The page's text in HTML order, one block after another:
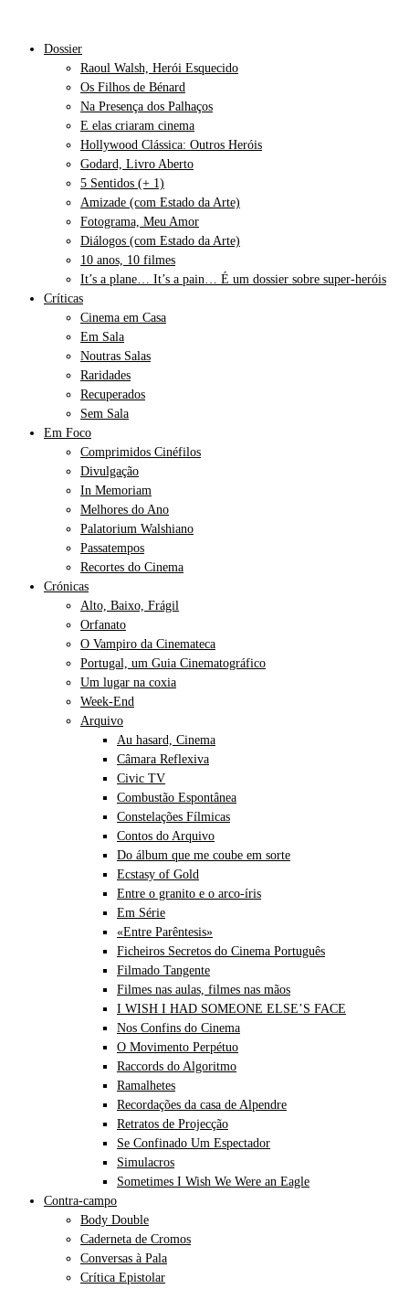
Dossier
Raoul Walsh, Herói Esquecido
Os Filhos de Bénard
Na Presença dos Palhaços
E elas criaram cinema
Hollywood Clássica: Outros Heróis
Godard, Livro Aberto
5 Sentidos (+ 1)
Amizade (com Estado da Arte)
Fotograma, Meu Amor
Diálogos (com Estado da Arte)
10 anos, 10 filmes
It’s a plane… It’s a pain… É um dossier sobre super-heróis
Críticas
Cinema em Casa
Em Sala
Noutras Salas
Raridades
Recuperados
Sem Sala
Em Foco
Comprimidos Cinéfilos
Divulgação
In Memoriam
Melhores do Ano
Palatorium Walshiano
Passatempos
Recortes do Cinema
Crónicas
Alto, Baixo, Frágil
Orfanato
O Vampiro da Cinemateca
Portugal, um Guia Cinematográfico
Um lugar na coxia
Week-End
Arquivo
Au hasard, Cinema
Câmara Reflexiva
Civic TV
Combustão Espontânea
Constelações Fílmicas
Contos do Arquivo
Do álbum que me coube em sorte
Ecstasy of Gold
Entre o granito e o arco-íris
Em Série
«Entre Parêntesis»
Ficheiros Secretos do Cinema Português
Filmado Tangente
Filmes nas aulas, filmes nas mãos
I WISH I HAD SOMEONE ELSE’S FACE
Nos Confins do Cinema
O Movimento Perpétuo
Raccords do Algoritmo
Ramalhetes
Recordações da casa de Alpendre
Retratos de Projecção
Se Confinado Um Espectador
Simulacros
Sometimes I Wish We Were an Eagle
Contra-campo
Body Double
Caderneta de Cromos
Conversas à Pala
Crítica Epistolar